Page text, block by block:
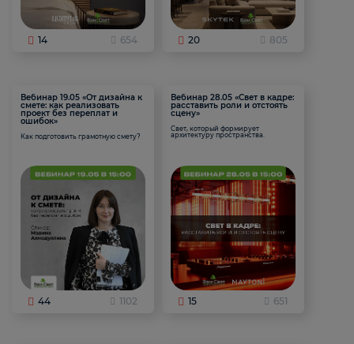
14 654 20 805
Вебинар 19.05 «От дизайна к
смете: как реализовать
проект без переплат и
ошибок»
Как подготовить грамотную смету?
44 1102
Вебинар 28.05 «Свет в кадре:
расставить роли и отстоять
сцену»
Свет, который формирует
архитектуру пространства.
15 651